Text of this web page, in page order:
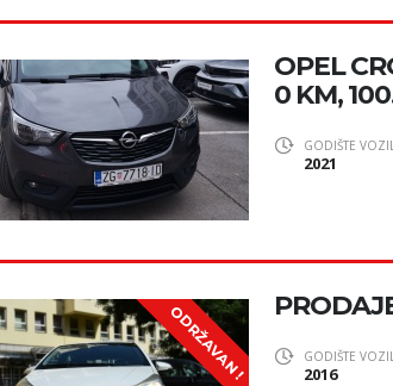
OPEL
0 KM,
GODIŠTE
2021
ODRŽAVAN ! GODIŠTE
2016